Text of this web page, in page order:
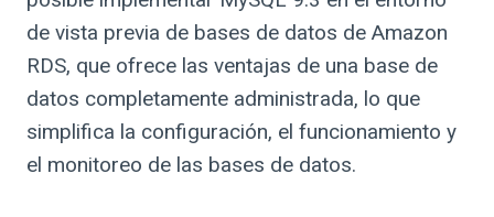
de vista previa de bases de datos de Amazon
RDS, que ofrece las ventajas de una base de
datos completamente administrada, lo que
simplifica la configuración, el funcionamiento y
el monitoreo de las bases de datos.